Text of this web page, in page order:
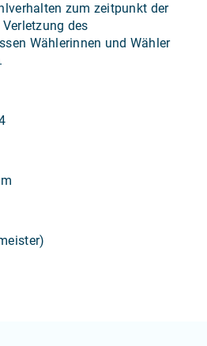
zum zeitpunkt der
des
Wählerinnen und Wähler